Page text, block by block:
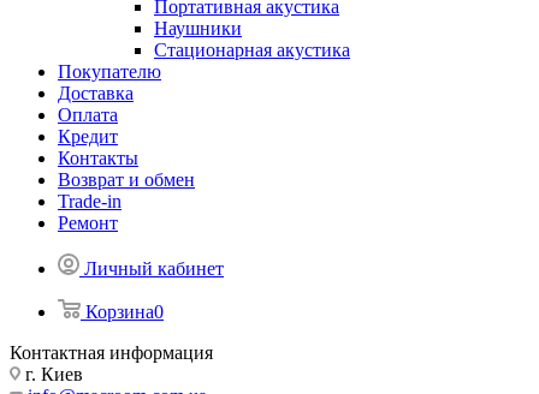
Портативная акустика
Наушники
Стационарная акустика
Покупателю
Доставка
Оплата
Кредит
Контакты
Возврат и обмен
Trade-in
Ремонт
Личный кабинет
Корзина0
Контактная информация
г. Киев